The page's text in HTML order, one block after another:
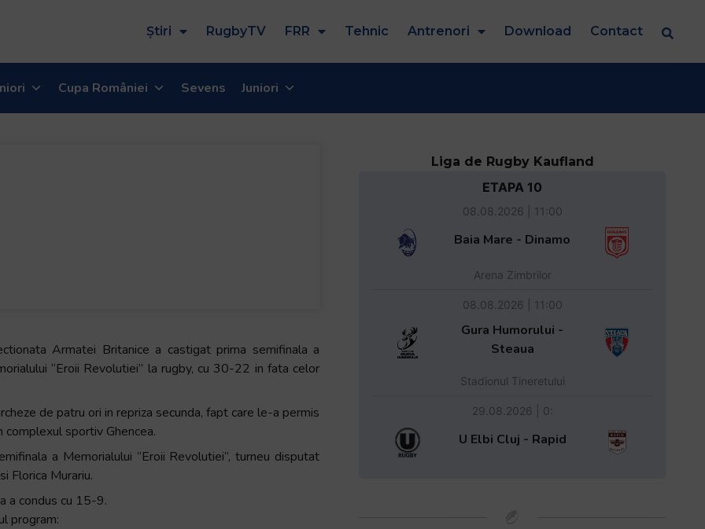
Știri RugbyTV FRR Tehnic Antrenori Download Contact
Cupa României Sevens Juniori
Armatei Britanice a castigat prima semifinala a
“Eroii Revolutiei” la rugby, cu 30-22 in fata celor
de patru ori in repriza secunda, fapt care le-a permis
sportiv Ghencea.
a Memorialului “Eroii Revolutiei”, turneu disputat
Florica Murariu.
a condus cu 15-9.
program:
Liga de Rugby Kaufland
ETAPA 10
08.08.2026 | 11:00
Baia Mare - Dinamo
Arena Zimbrilor
08.08.2026 | 11:00
Gura Humorului -
Steaua
Stadionul Tineretului
29.08.2026 | 0:
U Elbi Cluj - Rapid